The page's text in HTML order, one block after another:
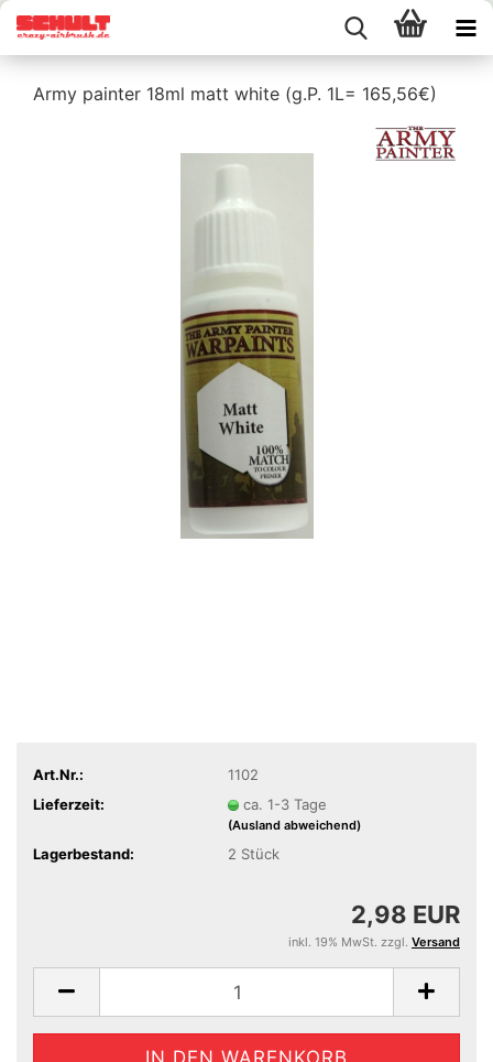
Army painter 18ml matt white (g.P. 1L= 165,56€)
Art.Nr.:
1102
Lieferzeit:
ca. 1-3 Tage
(Ausland abweichend)
Lagerbestand: 2 Stück
2,98 EUR
inkl. 19% MwSt. zzgl. Versand